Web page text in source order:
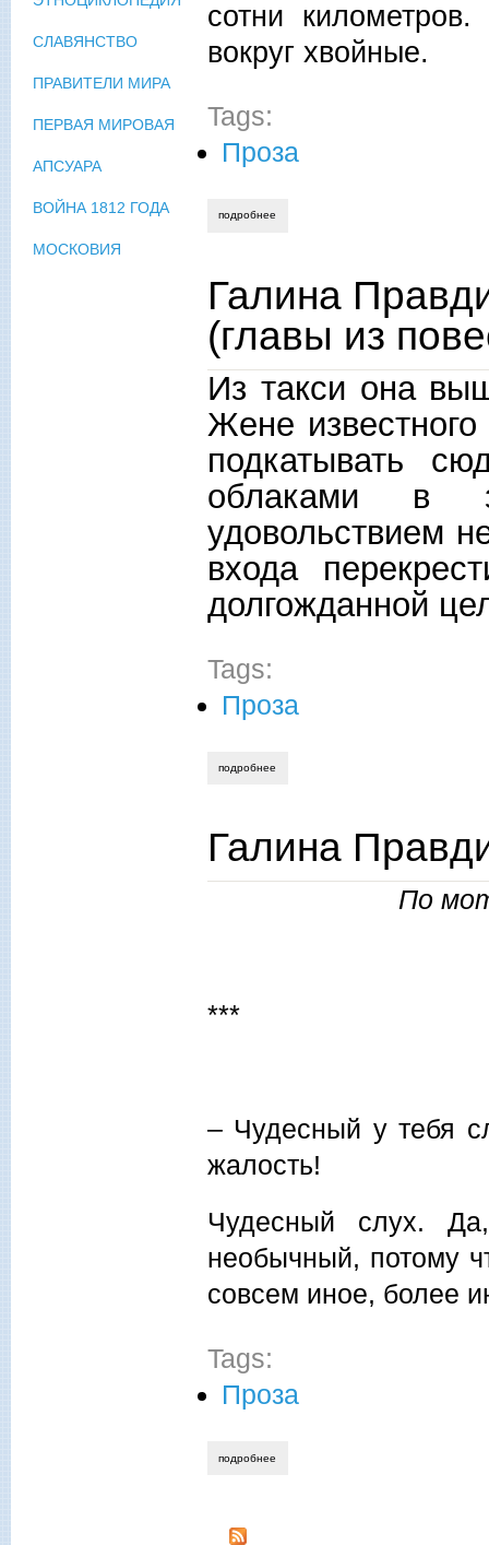
сотни
вокруг хвойные.
Tags:
Проза
подробнее
Галина
(главы из
Из такси она
Жене
подкатывать
облаками в
удовольствием
входа
долгожданной
Tags:
Проза
подробнее
Галина
По
***
– Чудесный у тебя
жалость!
Чудесный слух.
необычный, потому
совсем иное, более
Tags:
Проза
подробнее
СЛАВЯНСТВО
ПРАВИТЕЛИ МИРА
ПЕРВАЯ МИРОВАЯ
АПСУАРА
ВОЙНА 1812 ГОДА
МОСКОВИЯ